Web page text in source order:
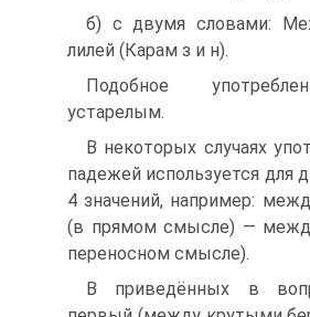
б) с двумя словами:
лилей (Карам з и н).
Подобное
устарелым.
В некоторых случаях
падежей используется для
4 значений, например:
(в прямом смысле) —
переносном смысле).
В приведённых в